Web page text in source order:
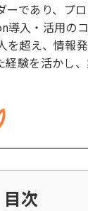
であり、プ
入・活用の
を超え、情報
験を活かし
目次